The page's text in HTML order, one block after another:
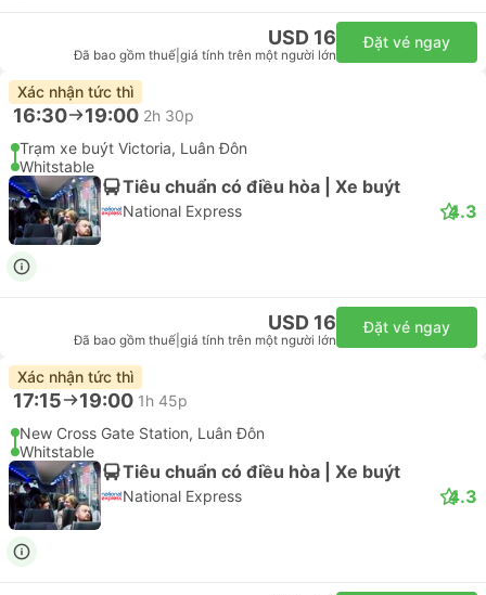
USD 16
Đã bao gồm thuế giá tính trên một người lớn
Đặt vé ngay
Xác nhận tức thì
16:30 19:00 2h 30p
Trạm xe buýt Victoria, Luân Đôn
Whitstable
Tiêu chuẩn có điều hòa | Xe buýt
National Express 4.3
USD 16
Đã bao gồm thuế giá tính trên một người lớn
Đặt vé ngay
Xác nhận tức thì
17:15 19:00 1h 45p
New Cross Gate Station, Luân Đôn
Whitstable
Tiêu chuẩn có điều hòa | Xe buýt
National Express 4.3